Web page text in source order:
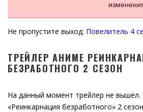
Не пропустите выход: Повелитель 4
ТРЕЙЛЕР АНИМЕ
БЕЗРАБОТНОГО 2 СЕЗОН
На данный момент трейлер не вышел.
«Реинкарнация безработного» 2